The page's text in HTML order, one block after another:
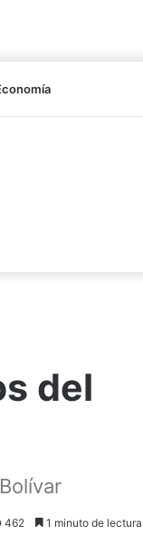
del
462 1 minuto de lectura